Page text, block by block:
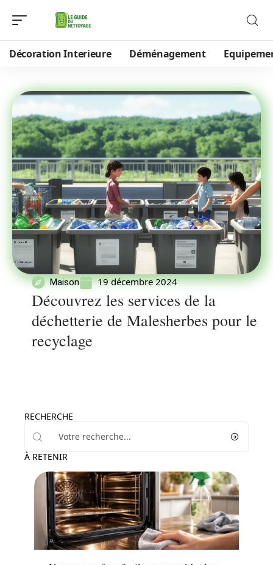
Décoration Interieure Déménagement
Maison 19 décembre 2024
Découvrez les services de la
déchetterie de Malesherbes pour le
recyclage
RECHERCHE
À RETENIR
Maison